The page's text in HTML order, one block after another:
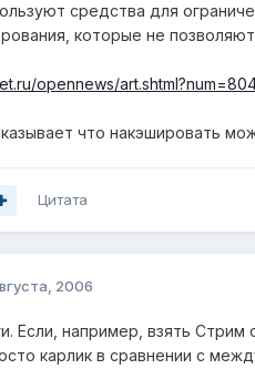
средства для
которые не
opennews/
что накэшировать
Цитата
2006
Если, например, взять Стрим
карлик в сравнении с